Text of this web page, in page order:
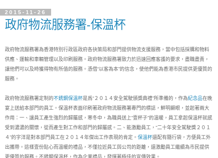
2015-11-26
政府物流服務署-保溫杯
政府物流服務署為香港特別行政區政府各抉策局和部門提供物流支援服務，當中包括採購和物料
供應、運輸和車輛管理以及印刷服務。政府物流服務署致力於迅速回應客護的要求，盡職盡責，
讓他們可以及時獲得物有所值的服務。憑借“以客為本”的信念，使他們能為香港市民提供更優質的
服務。
政府物流服務署定制的不銹鋼保溫杯是爲“２０１４安全駕駛頒獎典禮”所準備的，作為紀念品在晚
宴上送給本部門的員工。保溫杯表面印刷著政府物流服務署專門的標誌，鮮明顯眼，並起著兩大
作用：一、讓員工產生強烈的歸屬感，寒冬中，為職員送上“壹杯子”的溫暖，員工拿起保溫杯就感
受到濃濃的關懷，從而產生對工作和部門的歸屬感。二、能激勵員工，“二十年安全駕駛獎２０１
４”的字洋是對本部門員工在２０１４年傑出工作表現的肯定。 保溫杯還配有隨行袋，方便員工外
出攜帶。這樣壹份貼心而溫暖的禮品，不僅拉近員工與公司的距離，還激勵員工繼續為市民提供
更優質的服務。不銹鋼保溫杯，作為企業禮品，發揮著極佳的宣傳效果。